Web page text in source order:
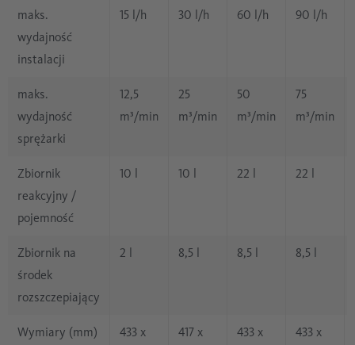
maks.
wydajność
instalacji
15 l/h 30 l/h 60 l/h 90 l/h
maks.
wydajność
sprężarki
12,5
m³/min
25
m³/min
50
m³/min
75
m³/min
Zbiornik
reakcyjny /
pojemność
10 l 10 l 22 l 22 l
Zbiornik na
środek
rozszczepiający
2 l 8,5 l 8,5 l 8,5 l
Wymiary (mm)
433 x
417 x
433 x
433 x